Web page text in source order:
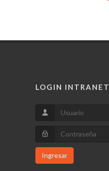
LOGIN INTRANET
Ingresar